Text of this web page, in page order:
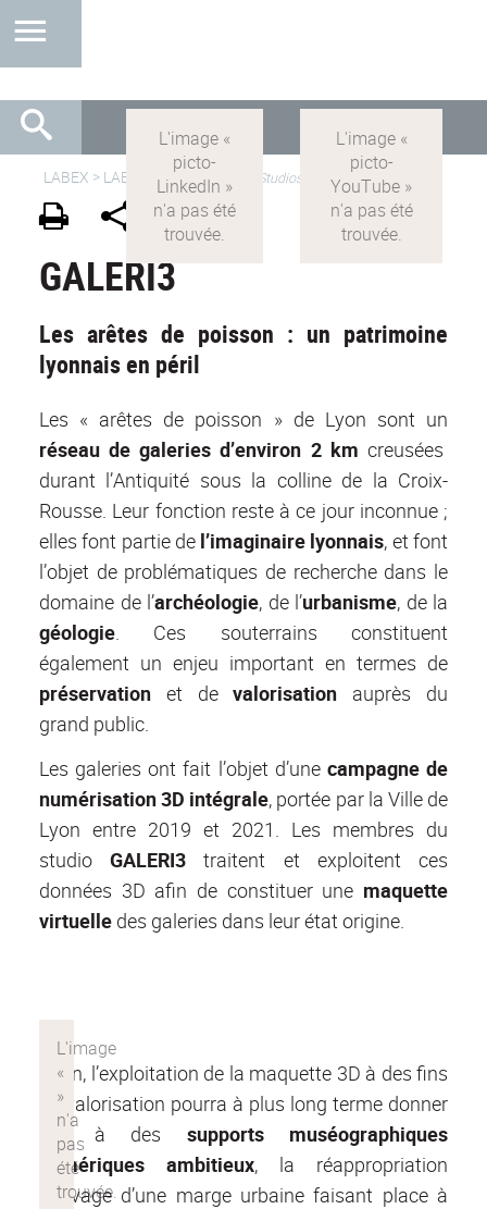
LABEX > LABEX IMU > IMU-FR Studios
GALERI3
Les arêtes de poisson : un patrimoine
lyonnais en péril
Les « arêtes de poisson » de Lyon sont un
réseau de galeries d’environ 2 km creusées
durant l’Antiquité sous la colline de la Croix-
Rousse. Leur fonction reste à ce jour inconnue ;
elles font partie del’imaginaire lyonnais, et font
l’objet de problématiques de recherche dans le
domaine de l’archéologie, de l’urbanisme, de la
géologie. Ces souterrains constituent
également un enjeu important en termes de
préservation et devalorisation auprès du
grand public.
Les galeries ont fait l’objet d’une campagne de
numérisation 3D intégrale, portée par la Ville de
Lyon entre 2019 et 2021. Les membres du
studioGALERI3 traitent et exploitent ces
données 3D afin de constituer une maquette
virtuelle des galeries dans leur état origine.
Enfin, l’exploitation de la maquette 3D à des fins
de valorisation pourra à plus long terme donner
lieu à des supports muséographiques
numériques ambitieux, la réappropriation
sauvage d’une marge urbaine faisant place à